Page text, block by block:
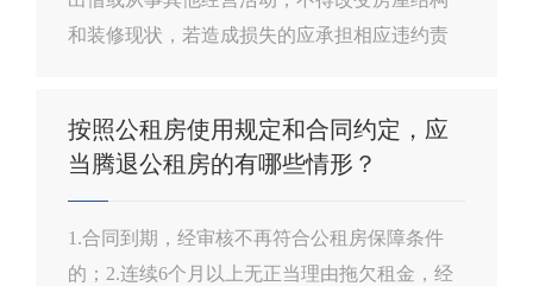
和装修现状，若造成损失的应承担相应违约责
按照公租房使用规定和合同约定，应
当腾退公租房的有哪些情形？
1.合同到期，经审核不再符合公租房保障条件
的；2.连续6个月以上无正当理由拖欠租金，经